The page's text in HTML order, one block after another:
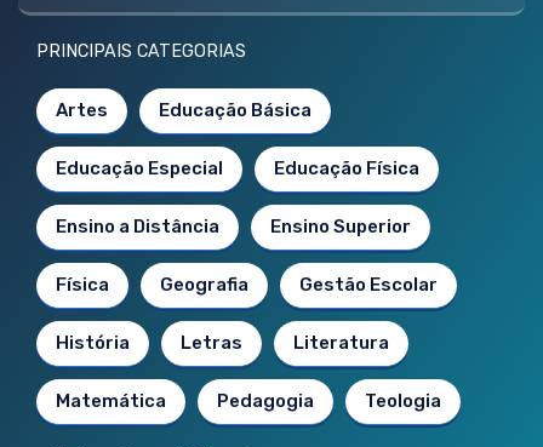
PRINCIPAIS CATEGORIAS
Artes Educação Básica
Educação Especial Educação Física
Ensino a Distância Ensino Superior
Física Geografia Gestão Escolar
História Letras Literatura
Matemática Pedagogia Teologia